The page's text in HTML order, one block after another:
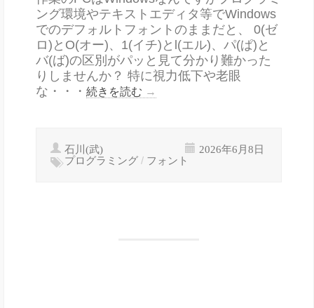
ング環境やテキストエディタ等でWindows
でのデフォルトフォントのままだと、 0(ゼ
ロ)とO(オー)、1(イチ)とl(エル)、パ(ぱ)と
バ(ば)の区別がパッと見て分かり難かった
りしませんか？ 特に視力低下や老眼
な・・・ 続きを読む →
石川(武) 2026年6月8日
プログラミング / フォント